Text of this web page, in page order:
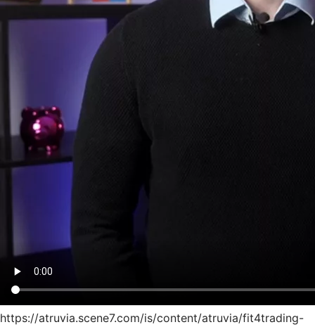
https://atruvia.scene7.com/is/content/atruvia/fit4trading-